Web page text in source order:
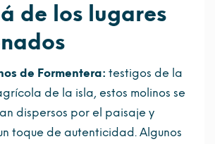
de los lugares
de Formentera: testigos de la
de la isla, estos molinos se
dispersos por el paisaje y
toque de autenticidad. Algunos